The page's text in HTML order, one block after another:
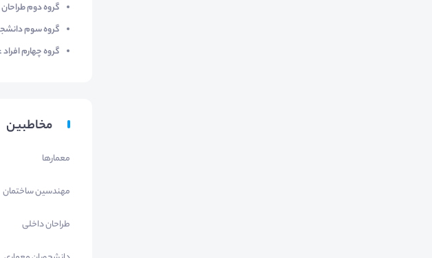
گروه دوم
گروه سوم
گروه چهارم
مخاطبین
معمارها
مهندسین ساختمان
طراحان داخلی